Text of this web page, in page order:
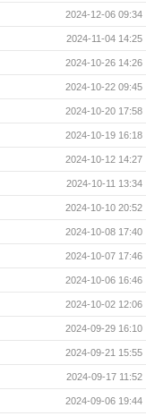
2024-12-06 09:34
2024-11-04 14:25
2024-10-26 14:26
2024-10-22 09:45
2024-10-20 17:58
2024-10-19 16:18
2024-10-12 14:27
2024-10-11 13:34
2024-10-10 20:52
2024-10-08 17:40
2024-10-07 17:46
2024-10-06 16:46
2024-10-02 12:06
2024-09-29 16:10
2024-09-21 15:55
2024-09-17 11:52
2024-09-06 19:44